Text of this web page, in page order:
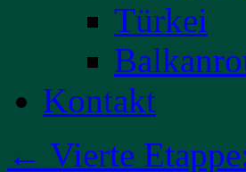
Türkei
Kontakt
← Vierte